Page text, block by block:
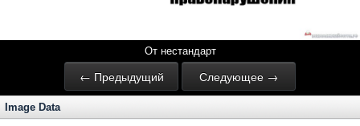
От нестандарт
← Предыдущий Следующее →
Image Data